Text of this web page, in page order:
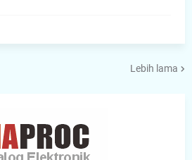
Lebih lama